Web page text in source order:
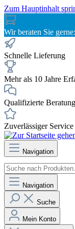
Zum Hauptinhalt
Wir beraten Sie
Schnelle Lieferung
Mehr als 10 Jahre
Qualifizierte Beratung
Zuverlässiger Service
Navigation
Navigation
Suche
Mein Konto